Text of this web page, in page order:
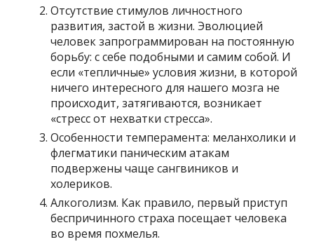
Отсутствие стимулов личностного
развития, застой в жизни. Эволюцией
человек запрограммирован на постоянную
борьбу: с себе подобными и самим собой. И
если «тепличные» условия жизни, в которой
ничего интересного для нашего мозга не
происходит, затягиваются, возникает
«стресс от нехватки стресса».
Особенности темперамента: меланхолики и
флегматики паническим атакам
подвержены чаще сангвиников и
холериков.
Алкоголизм. Как правило, первый приступ
беспричинного страха посещает человека
во время похмелья.